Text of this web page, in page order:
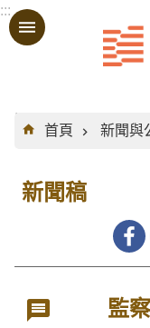
跳到主要內容區塊
:::
:::
首頁
新聞與
新聞稿
監察